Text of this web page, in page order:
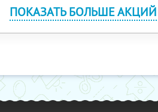
ПОКАЗАТЬ БОЛЬШЕ АКЦИЙ